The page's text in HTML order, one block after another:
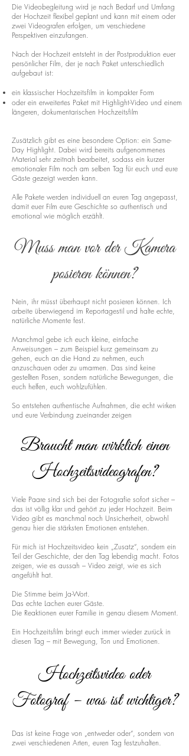
Die Videobegleitung wird je nach Bedarf und Umfang
der Hochzeit flexibel geplant und kann mit einem oder
zwei Videografen erfolgen, um verschiedene
Perspektiven einzufangen.
Nach der Hochzeit entsteht in der Postproduktion euer
persönlicher Film, der je nach Paket unterschiedlich
aufgebaut ist:
ein klassischer Hochzeitsfilm in kompakter Form
oder ein erweitertes Paket mit Highlight-Video und einem
längeren, dokumentarischen Hochzeitsfilm
Zusätzlich gibt es eine besondere Option: ein Same-
Day Highlight. Dabei wird bereits aufgenommenes
Material sehr zeitnah bearbeitet, sodass ein kurzer
emotionaler Film noch am selben Tag für euch und eure
Gäste gezeigt werden kann.
Alle Pakete werden individuell an euren Tag angepasst,
damit euer Film eure Geschichte so authentisch und
emotional wie möglich erzählt.
Muss man vor der Kamera
posieren können?
Nein, ihr müsst überhaupt nicht posieren können. Ich
arbeite überwiegend im Reportagestil und halte echte,
natürliche Momente fest.
Manchmal gebe ich euch kleine, einfache
Anweisungen – zum Beispiel kurz gemeinsam zu
gehen, euch an die Hand zu nehmen, euch
anzuschauen oder zu umarmen. Das sind keine
gestellten Posen, sondern natürliche Bewegungen, die
euch helfen, euch wohlzufühlen.
So entstehen authentische Aufnahmen, die echt wirken
und eure Verbindung zueinander zeigen
Braucht man wirklich einen
Hochzeitsvideografen?
Viele Paare sind sich bei der Fotografie sofort sicher –
das ist völlig klar und gehört zu jeder Hochzeit. Beim
Video gibt es manchmal noch Unsicherheit, obwohl
genau hier die stärksten Emotionen entstehen.
Für mich ist Hochzeitsvideo kein „Zusatz“, sondern ein
Teil der Geschichte, der den Tag lebendig macht. Fotos
zeigen, wie es aussah – Video zeigt, wie es sich
angefühlt hat.
Die Stimme beim Ja-Wort.
Das echte Lachen eurer Gäste.
Die Reaktionen eurer Familie in genau diesem Moment.
Ein Hochzeitsfilm bringt euch immer wieder zurück in
diesen Tag – mit Bewegung, Ton und Emotionen.
Hochzeitsvideo oder
Fotograf – was ist wichtiger?
Das ist keine Frage von „entweder oder“, sondern von
zwei verschiedenen Arten, euren Tag festzuhalten.